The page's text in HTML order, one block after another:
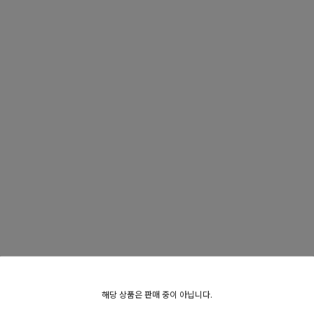
해당 상품은 판매 중이 아닙니다.